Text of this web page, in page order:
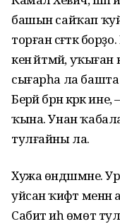
башын сайҡап
торған сәғәткә
кенә әйтмәй,
сығарһа ла башта
Берәй бәрән кәрәк
ҡына. Унан
тулғайны ла.
Хужа өндәшмәне.
уйсан ҡиәфәт
Сабит иһә өмөт